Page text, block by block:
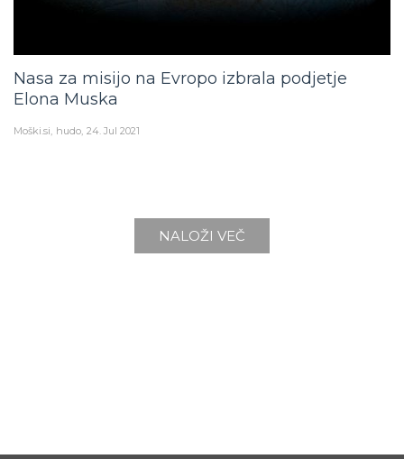
Nasa za misijo na Evropo izbrala podjetje
Elona Muska
Moški.si hudo 24. Jul 2021
NALOŽI VEČ